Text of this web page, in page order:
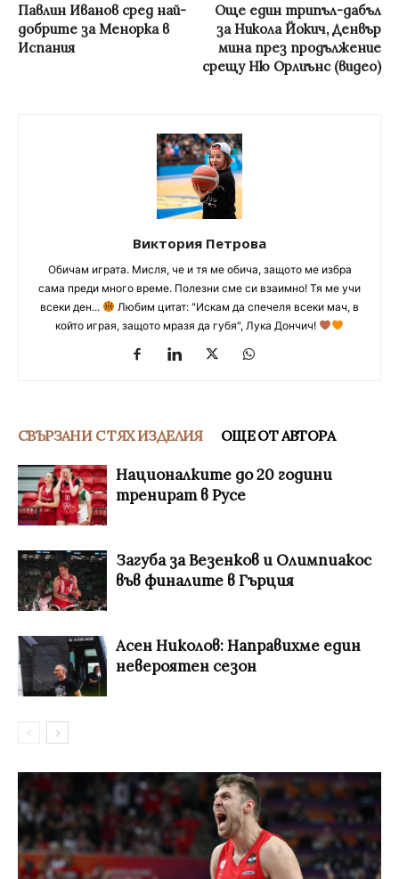
Павлин Иванов сред най-
добрите за Менорка в
Испания
Още един трипъл-дабъл
за Никола Йокич, Денвър
мина през продължение
срещу Ню Орлиънс (видео)
Виктория Петрова
Обичам играта. Мисля, че и тя ме обича, защото ме избра
сама преди много време. Полезни сме си взаимно! Тя ме учи
всеки ден...
Любим цитат: "Искам да спечеля всеки мач, в
който играя, защото мразя да губя", Лука Дончич!
СВЪРЗАНИ С ТЯХ ИЗДЕЛИЯ ОЩЕ ОТ АВТОРА
Националките до 20 години
тренират в Русе
Загуба за Везенков и Олимпиакос
във финалите в Гърция
Асен Николов: Направихме един
невероятен сезон